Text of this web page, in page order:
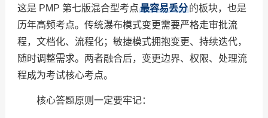
这是 PMP 第七版混合型考点最容易丢分的板块，也是
历年高频考点。传统瀑布模式变更需要严格走审批流
程，文档化、流程化；敏捷模式拥抱变更、持续迭代，
随时调整需求。两者融合后，变更边界、权限、处理流
程成为考试核心考点。
核心答题原则一定要牢记：